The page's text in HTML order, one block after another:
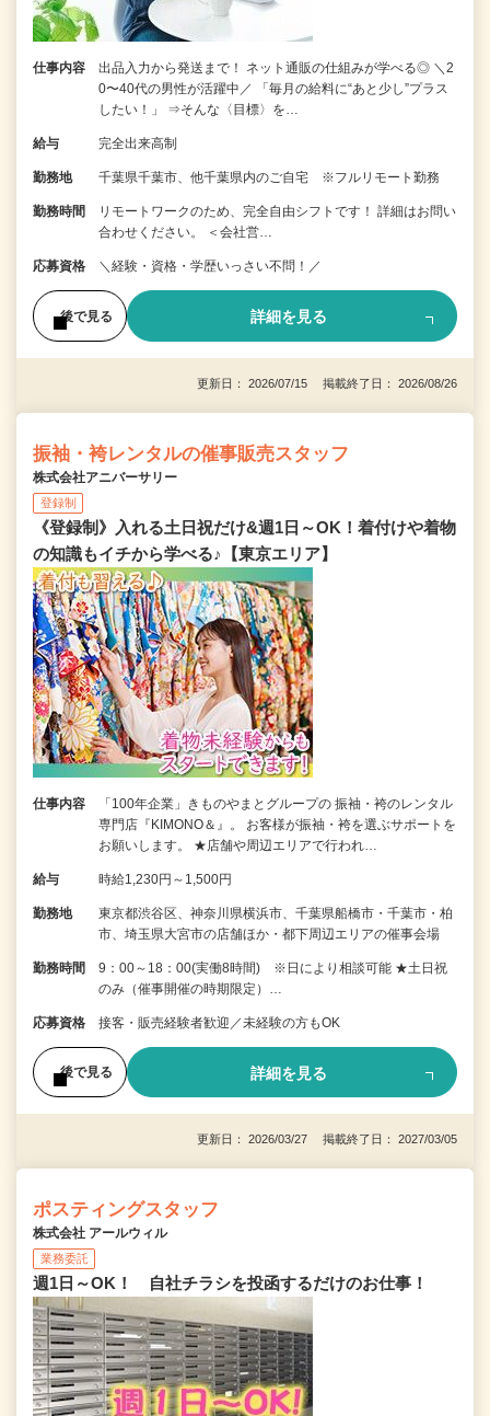
仕事内容
出品入力から発送まで！ ネット通販の仕組みが学べる◎ ＼2
0〜40代の男性が活躍中／ 「毎月の給料に“あと少し”プラス
したい！」 ⇒そんな〈目標〉を…
給与 完全出来高制
勤務地 千葉県千葉市、他千葉県内のご自宅 ※フルリモート勤務
勤務時間
リモートワークのため、完全自由シフトです！ 詳細はお問い
合わせください。 ＜会社営…
応募資格 ＼経験・資格・学歴いっさい不問！／
後で見る 詳細を見る
更新日： 2026/07/15 掲載終了日： 2026/08/26
振袖・袴レンタルの催事販売スタッフ
株式会社アニバーサリー
登録制
《登録制》入れる土日祝だけ&週1日～OK！着付けや着物
の知識もイチから学べる♪【東京エリア】
仕事内容
「100年企業」きものやまとグループの 振袖・袴のレンタル
専門店『KIMONO＆』。 お客様が振袖・袴を選ぶサポートを
お願いします。 ★店舗や周辺エリアで行われ…
給与 時給1,230円～1,500円
勤務地
東京都渋谷区、神奈川県横浜市、千葉県船橋市・千葉市・柏
市、埼玉県大宮市の店舗ほか・都下周辺エリアの催事会場
勤務時間
9：00～18：00(実働8時間) ※日により相談可能 ★土日祝
のみ（催事開催の時期限定）…
応募資格 接客・販売経験者歓迎／未経験の方もOK
後で見る 詳細を見る
更新日： 2026/03/27 掲載終了日： 2027/03/05
ポスティングスタッフ
株式会社 アールウィル
業務委託
週1日～OK！ 自社チラシを投函するだけのお仕事！